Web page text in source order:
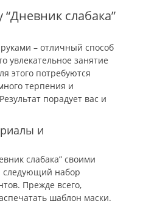
“Дневник слабака”
– отличный способ
увлекательное занятие
этого потребуются
терпения и
порадует вас и
и
слабака” своими
следующий набор
Прежде всего,
шаблон маски.